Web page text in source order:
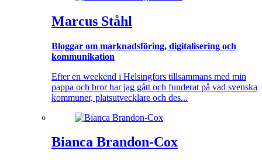
Marcus Ståhl
Bloggar om marknadsföring, digitalisering och
kommunikation
Efter en weekend i Helsingfors tillsammans med min
pappa och bror har jag gått och funderat på vad svenska
kommuner, platsutvecklare och des...
Bianca Brandon-Cox